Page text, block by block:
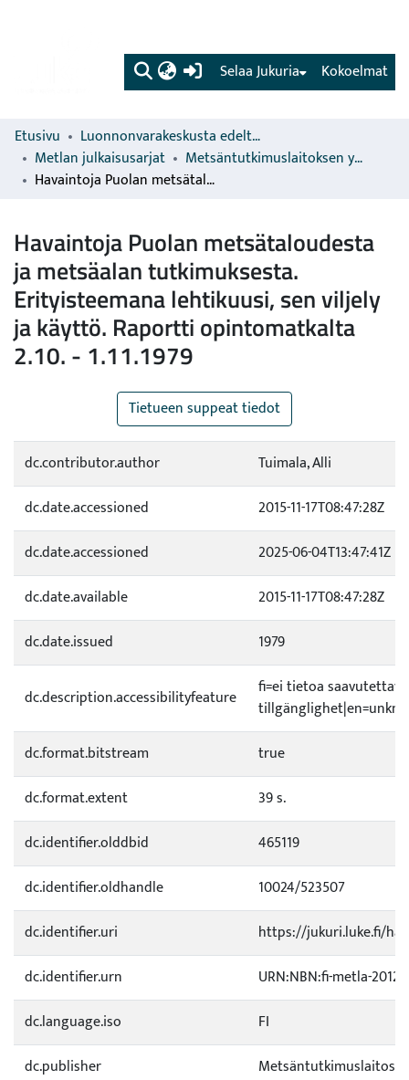
(current) Kokoelmat
Selaa Jukuria
Etusivu
Luonnonvarakeskusta edeltävien organisaatioiden sarjat
Metlan julkaisusarjat
Metsäntutkimuslaitoksen yksiköiden ja osastojen julkaisut
Havaintoja Puolan metsätaloudesta ja metsäalan tutkimuksesta. Erityisteemana lehtikuusi, sen viljely ja käyttö. Raportti opintomatkalta 2.10. - 1.11.1979
Havaintoja Puolan metsätaloudesta
ja metsäalan tutkimuksesta.
Erityisteemana lehtikuusi, sen viljely
ja käyttö. Raportti opintomatkalta
2.10. - 1.11.1979
Tietueen suppeat tiedot
dc.contributor.author
Tuimala, Alli
dc.date.accessioned
2015-11-17T08:47:28Z
dc.date.accessioned
2025-06-04T13:47:41Z
dc.date.available
2015-11-17T08:47:28Z
dc.date.issued
1979
dc.description.accessibilityfeature
fi=ei tietoa
dc.format.bitstream
true
dc.format.extent
39 s.
dc.identifier.olddbid
465119
dc.identifier.oldhandle
10024/523507
dc.identifier.uri
https://jukuri.luke.fi/
dc.identifier.urn
URN:NBN:fi-metla-
dc.language.iso
FI
dc.publisher
Metsäntutkimuslaitos